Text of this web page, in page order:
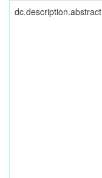
dc.description.abstract